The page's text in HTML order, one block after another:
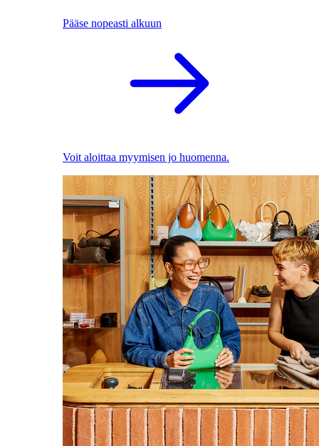
Pääse nopeasti alkuun
Voit aloittaa myymisen jo huomenna.